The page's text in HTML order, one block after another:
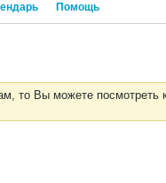
Помощь
то Вы можете посмотреть